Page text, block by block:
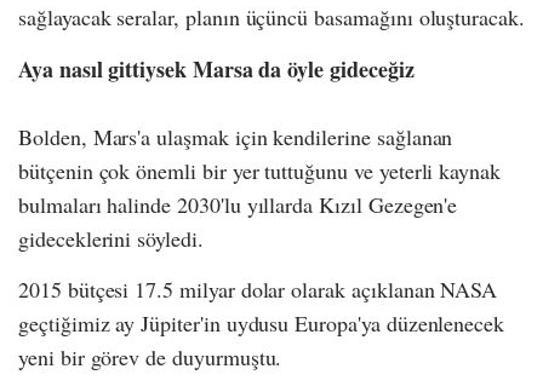
sağlayacak seralar, planın üçüncü basamağını oluşturacak.
Aya nasıl gittiysek Marsa da öyle gideceğiz
Bolden, Mars'a ulaşmak için kendilerine sağlanan
bütçenin çok önemli bir yer tuttuğunu ve yeterli kaynak
bulmaları halinde 2030'lu yıllarda Kızıl Gezegen'e
gideceklerini söyledi.
2015 bütçesi 17.5 milyar dolar olarak açıklanan NASA
geçtiğimiz ay Jüpiter'in uydusu Europa'ya düzenlenecek
yeni bir görev de duyurmuştu.